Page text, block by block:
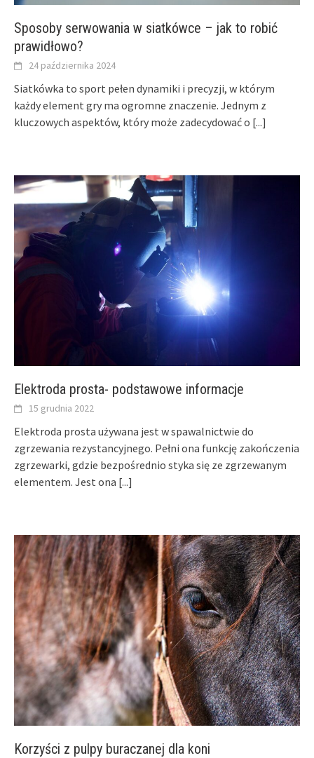
Sposoby serwowania w siatkówce – jak to robić
prawidłowo?
24 października 2024
Siatkówka to sport pełen dynamiki i precyzji, w którym
każdy element gry ma ogromne znaczenie. Jednym z
kluczowych aspektów, który może zadecydować o [...]
Elektroda prosta- podstawowe informacje
15 grudnia 2022
Elektroda prosta używana jest w spawalnictwie do
zgrzewania rezystancyjnego. Pełni ona funkcję zakończenia
zgrzewarki, gdzie bezpośrednio styka się ze zgrzewanym
elementem. Jest ona [...]
Korzyści z pulpy buraczanej dla koni